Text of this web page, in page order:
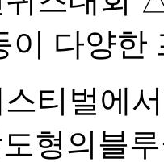
다양한
티벌에
형의블